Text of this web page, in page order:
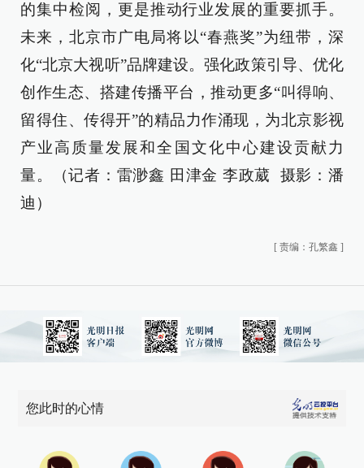
的集中检阅，更是推动行业发展的重要抓手。
未来，北京市广电局将以“春燕奖”为纽带，深
化“北京大视听”品牌建设。强化政策引导、优化
创作生态、搭建传播平台，推动更多“叫得响、
留得住、传得开”的精品力作涌现，为北京影视
产业高质量发展和全国文化中心建设贡献力
量。（记者：雷渺鑫 田津金 李政葳 摄影：潘
迪）
[ 责编：孔繁鑫 ]
您此时的心情